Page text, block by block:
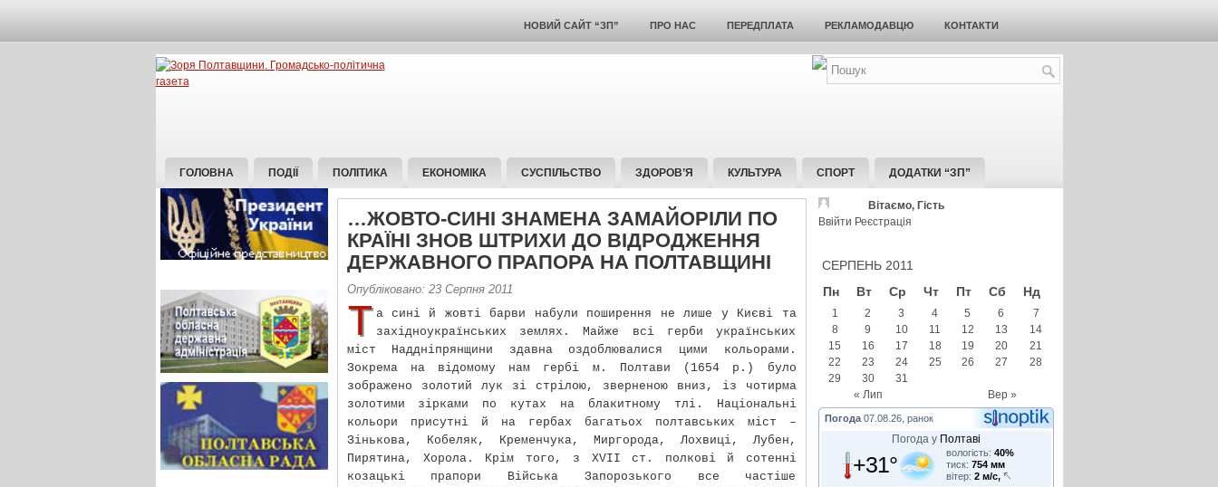
НОВИЙ САЙТ “ЗП” ПРО НАС ПЕРЕДПЛАТА РЕКЛАМОДАВЦЮ КОНТАКТИ
ГОЛОВНА ПОДІЇ ПОЛІТИКА ЕКОНОМІКА СУСПІЛЬСТВО ЗДОРОВ’Я КУЛЬТУРА СПОРТ ДОДАТКИ “ЗП”
…ЖОВТО-СИНІ ЗНАМЕНА ЗАМАЙОРІЛИ ПО
КРАЇНІ ЗНОВ ШТРИХИ ДО ВІДРОДЖЕННЯ
ДЕРЖАВНОГО ПРАПОРА НА ПОЛТАВЩИНІ
Опубліковано: 23 Серпня 2011
Т а сині й жовті барви набули поширення не лише у Києві та
західноукраїнських землях. Майже всі герби українських
міст Наддніпрянщини здавна оздоблювалися цими кольорами.
Зокрема на відомому нам гербі м. Полтави (1654 р.) було
зображено золотий лук зі стрілою, зверненою вниз, із чотирма
золотими зірками по кутах на блакитному тлі. Національні
кольори присутні й на гербах багатьох полтавських міст –
Зінькова, Кобеляк, Кременчука, Миргорода, Лохвиці, Лубен,
Пирятина, Хорола. Крім того, з ХVІІ ст. полкові й сотенні
козацькі прапори Війська Запорозького все частіше
Вітаємо, Гість
Ввійти Реєстрація
СЕРПЕНЬ 2011
Пн
Вт Ср Чт Пт Сб Нд
« Лип Вер »
1 2 3 4 5 6
7
8
9 10 11 12 13
14
15
16 17 18 19 20
21
22
23 24 25 26 27
28
29
30 31
Погода 07.08.26, ранок
Погода у Полтаві
+31° вологість: 40%
тиск: 754 мм
вітер: 2 м/с,